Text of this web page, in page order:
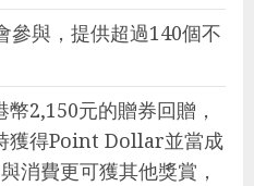
參與，提供超過140個不
2,150元的贈券回贈，
獲得Point Dollar並當成
消費更可獲其他獎賞，